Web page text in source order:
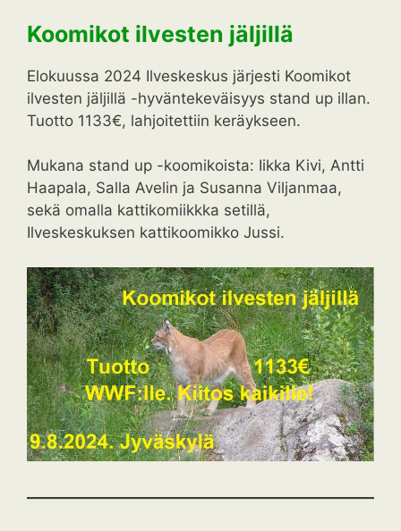
Koomikot ilvesten jäljillä
Elokuussa 2024 Ilveskeskus järjesti Koomikot
ilvesten jäljillä -hyväntekeväisyys stand up illan.
Tuotto 1133€, lahjoitettiin keräykseen.
Mukana stand up -koomikoista: Iikka Kivi, Antti
Haapala, Salla Avelin ja Susanna Viljanmaa,
sekä omalla kattikomiikkka setillä,
Ilveskeskuksen kattikoomikko Jussi.